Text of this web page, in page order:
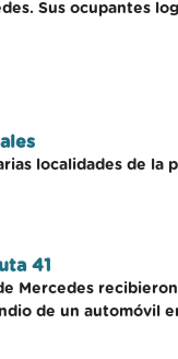
Sus ocupantes
localidades de la
41
Mercedes
de un automóvil